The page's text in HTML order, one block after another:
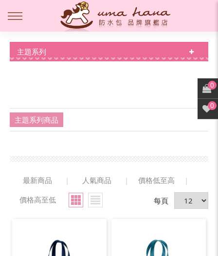
主題系列
主題系列商品
最新商品 | 人氣商品 | 價格低至高
|
價格高至低
每頁
0
0